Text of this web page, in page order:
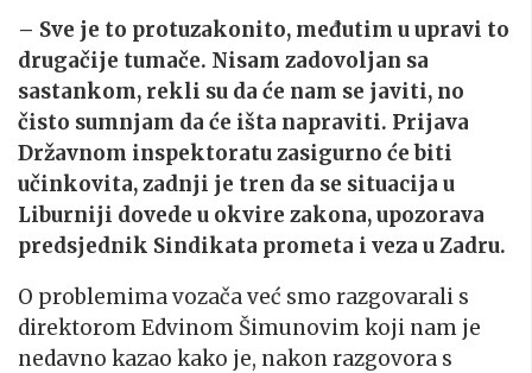
– Sve je to protuzakonito, međutim u upravi to
drugačije tumače. Nisam zadovoljan sa
sastankom, rekli su da će nam se javiti, no
čisto sumnjam da će išta napraviti. Prijava
Državnom inspektoratu zasigurno će biti
učinkovita, zadnji je tren da se situacija u
Liburniji dovede u okvire zakona, upozorava
predsjednik Sindikata prometa i veza u Zadru.
O problemima vozača već smo razgovarali s
direktorom Edvinom Šimunovim koji nam je
nedavno kazao kako je, nakon razgovora s